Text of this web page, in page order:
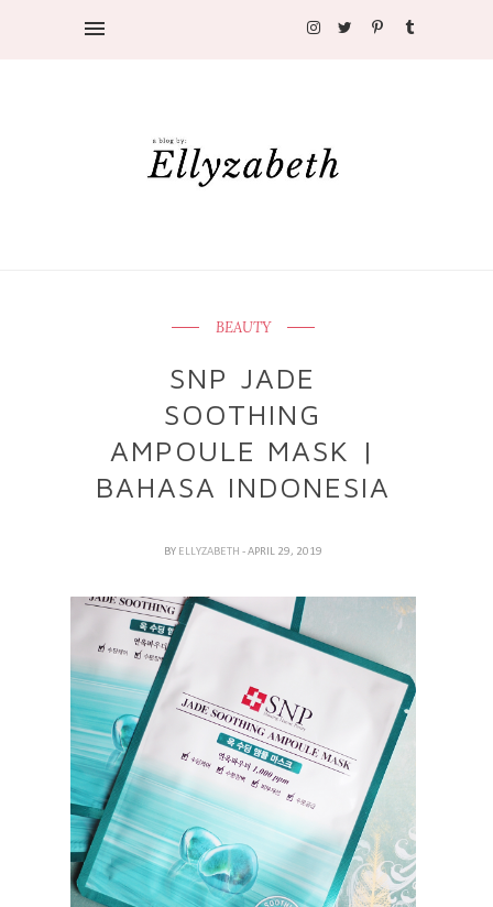
BEAUTY
SNP JADE
SOOTHING
AMPOULE MASK |
BAHASA INDONESIA
BY ELLYZABETH - APRIL 29, 2019